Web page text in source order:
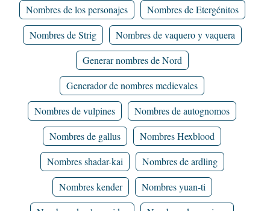
Nombres de los personajes
Nombres de Etergénitos
Nombres de Strig
Nombres de vaquero y vaquera
Generar nombres de Nord
Generador de nombres medievales
Nombres de vulpines
Nombres de autognomos
Nombres de gallus
Nombres Hexblood
Nombres shadar-kai
Nombres de ardling
Nombres kender
Nombres yuan-ti